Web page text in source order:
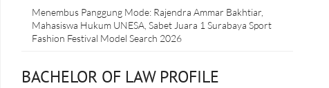
Menembus Panggung Mode: Rajendra Ammar Bakhtiar,
Mahasiswa Hukum UNESA, Sabet Juara 1 Surabaya Sport
Fashion Festival Model Search 2026
BACHELOR OF LAW PROFILE